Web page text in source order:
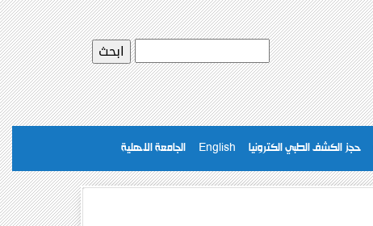
حجز الكشف الطبي الكترونيا English الجامعة الاهلية